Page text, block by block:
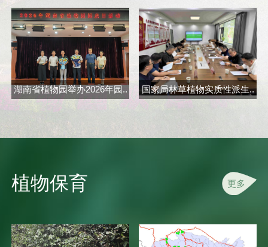
湖南省植物园举办2026年园.. 国家局林草植物实质性派生..
植物保育 更多